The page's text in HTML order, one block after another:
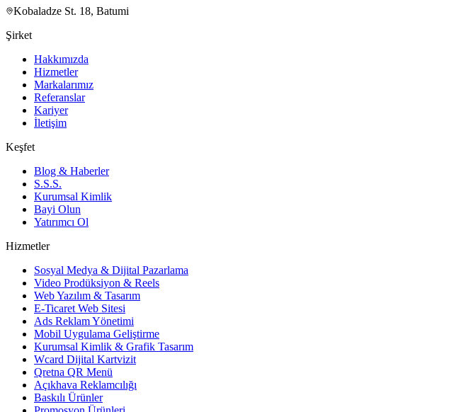
Kobaladze St. 18, Batumi
Şirket
Hakkımızda
Hizmetler
Markalarımız
Referanslar
Kariyer
İletişim
Keşfet
Blog & Haberler
S.S.S.
Kurumsal Kimlik
Bayi Olun
Yatırımcı Ol
Hizmetler
Sosyal Medya & Dijital Pazarlama
Video Prodüksiyon & Reels
Web Yazılım & Tasarım
E-Ticaret Web Sitesi
Ads Reklam Yönetimi
Mobil Uygulama Geliştirme
Kurumsal Kimlik & Grafik Tasarım
Wcard Dijital Kartvizit
Qretna QR Menü
Açıkhava Reklamcılığı
Baskılı Ürünler